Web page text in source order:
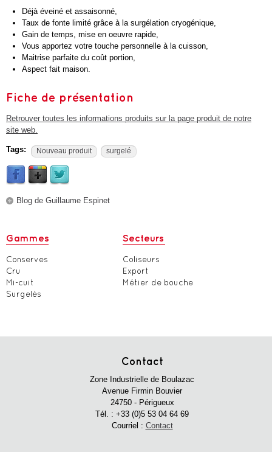
Déjà éveiné et assaisonné,
Taux de fonte limité grâce à la surgélation cryogénique,
Gain de temps, mise en oeuvre rapide,
Vous apportez votre touche personnelle à la cuisson,
Maitrise parfaite du coût portion,
Aspect fait maison.
Fiche de présentation
Retrouver toutes les informations produits sur la page produit de notre
site web.
Tags: Nouveau produit surgelé
Blog de Guillaume Espinet
Gammes
Conserves
Cru
Mi-cuit
Surgelés
Secteurs
Coliseurs
Export
Métier de bouche
Contact
Zone Industrielle de Boulazac
Avenue Firmin Bouvier
24750 - Périgueux
Tél. : +33 (0)5 53 04 64 69
Courriel : Contact